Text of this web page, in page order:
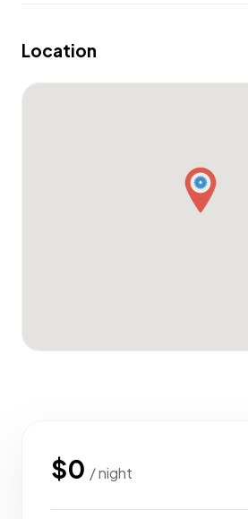
Location
$0 / night